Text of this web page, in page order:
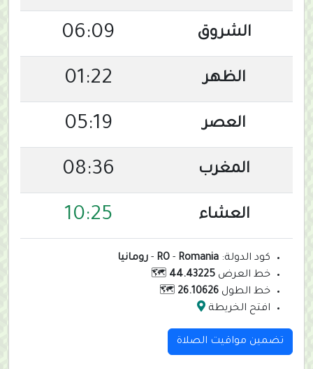
الشروق 06:09
الظهر 01:22
العصر 05:19
المغرب 08:36
العشاء 10:25
كود الدولة: RO - Romania
- رومانيا
خط العرض 44.43225
🗺️
خط الطول 26.10626
🗺️
افتح الخريطة
تضمين مواقيت الصلاة